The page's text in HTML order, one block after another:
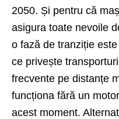
2050. Și pentru că
asigura toate nevoile
o fază de tranziție
ce privește
frecvente pe distanțe
funcționa fără un
acest moment.